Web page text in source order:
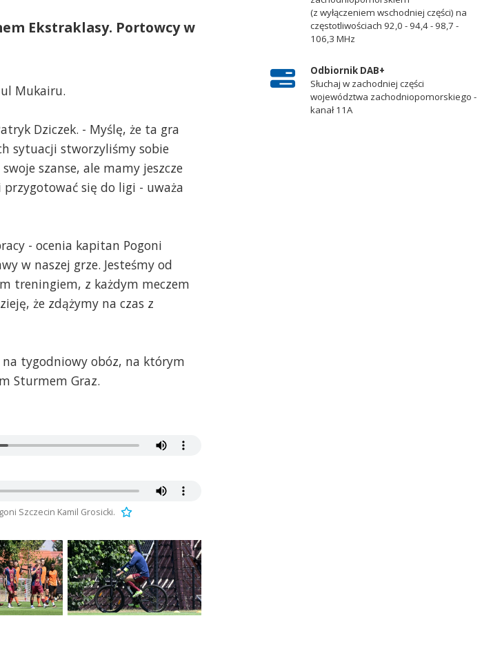
Ekstraklasy. Portowcy w
Mukairu.
Dziczek. - Myślę, że ta gra
sytuacji stworzyliśmy sobie
szanse, ale mamy jeszcze
się do ligi - uważa
- ocenia kapitan Pogoni
w naszej grze. Jesteśmy od
treningiem, z każdym meczem
że zdążymy na czas z
tygodniowy obóz, na którym
Sturmem Graz.
Szczecin Kamil Grosicki.
(z wyłączeniem wschodniej części) na
częstotliwościach 92,0 - 94,4 - 98,7 -
106,3 MHz
Odbiornik DAB+
Słuchaj w zachodniej części
województwa zachodniopomorskiego -
kanał 11A